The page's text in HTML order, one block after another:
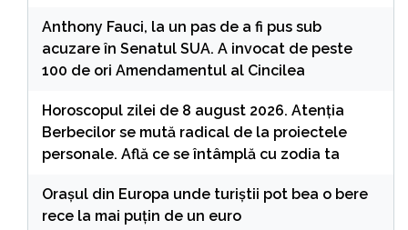
Anthony Fauci, la un pas de a fi pus sub
acuzare în Senatul SUA. A invocat de peste
100 de ori Amendamentul al Cincilea
Horoscopul zilei de 8 august 2026. Atenția
Berbecilor se mută radical de la proiectele
personale. Află ce se întâmplă cu zodia ta
Orașul din Europa unde turiștii pot bea o bere
rece la mai puțin de un euro